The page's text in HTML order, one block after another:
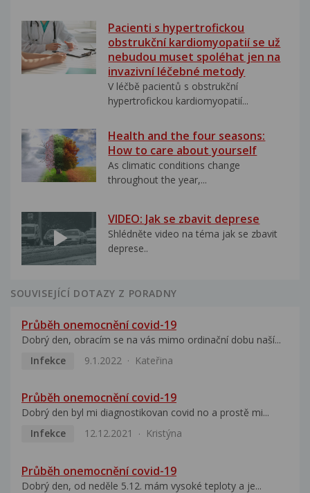
Pacienti s hypertrofickou
obstrukční kardiomyopatií se už
nebudou muset spoléhat jen na
invazivní léčebné metody
V léčbě pacientů s obstrukční
hypertrofickou kardiomyopatií...
Health and the four seasons:
How to care about yourself
As climatic conditions change
throughout the year,...
VIDEO: Jak se zbavit deprese
Shlédněte video na téma jak se zbavit
deprese..
SOUVISEJÍCÍ DOTAZY Z PORADNY
Průběh onemocnění covid-19
Dobrý den, obracím se na vás mimo ordinační dobu naší...
Infekce
9.1.2022 Kateřina
Průběh onemocnění covid-19
Dobrý den byl mi diagnostikovan covid no a prostě mi...
Infekce
12.12.2021 Kristýna
Průběh onemocnění covid-19
Dobrý den, od neděle 5.12. mám vysoké teploty a je...